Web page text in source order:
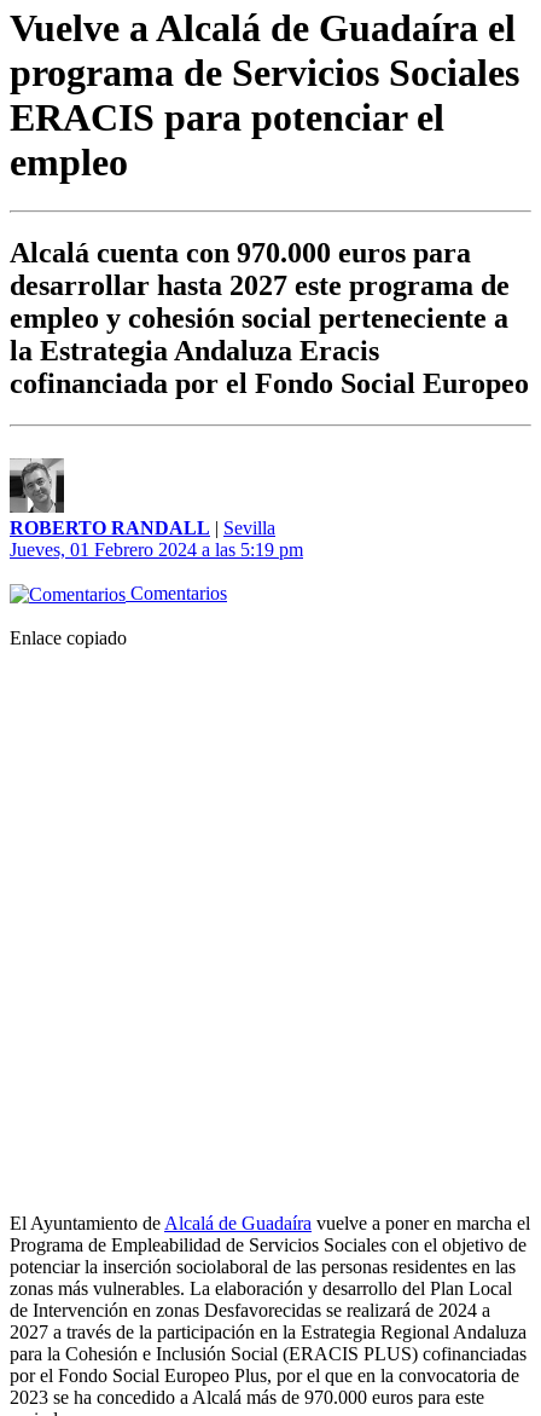
Vuelve a Alcalá de Guadaíra el
programa de Servicios Sociales
ERACIS para potenciar el
empleo
Alcalá cuenta con 970.000 euros para
desarrollar hasta 2027 este programa de
empleo y cohesión social perteneciente a
la Estrategia Andaluza Eracis
cofinanciada por el Fondo Social Europeo
ROBERTO RANDALL | Sevilla
Jueves, 01 Febrero 2024 a las 5:19 pm
Comentarios
Enlace copiado
El Ayuntamiento de Alcalá de Guadaíra vuelve a poner en marcha el
Programa de Empleabilidad de Servicios Sociales con el objetivo de
potenciar la inserción sociolaboral de las personas residentes en las
zonas más vulnerables. La elaboración y desarrollo del Plan Local
de Intervención en zonas Desfavorecidas se realizará de 2024 a
2027 a través de la participación en la Estrategia Regional Andaluza
para la Cohesión e Inclusión Social (ERACIS PLUS) cofinanciadas
por el Fondo Social Europeo Plus, por el que en la convocatoria de
2023 se ha concedido a Alcalá más de 970.000 euros para este